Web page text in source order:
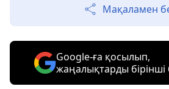
Мақаламен
Google-ға қосылып,
жаңалықтарды